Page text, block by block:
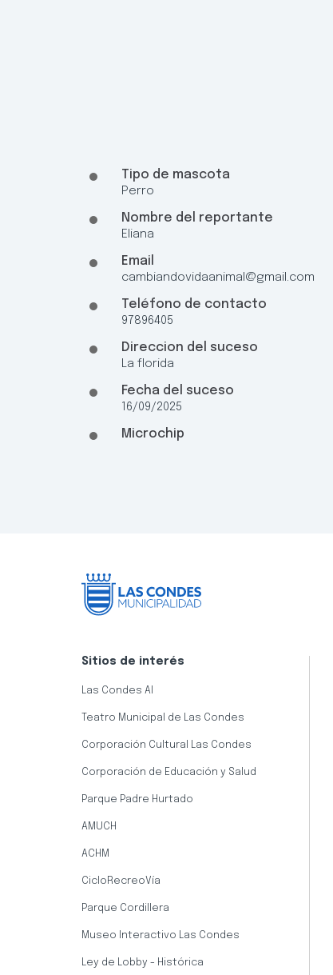
Tipo de mascota
Perro
Nombre del reportante
Eliana
Email
cambiandovidaanimal@gmail.com
Teléfono de contacto
97896405
Direccion del suceso
La florida
Fecha del suceso
16/09/2025
Microchip
Sitios de interés
Las Condes AI
Teatro Municipal de Las Condes
Corporación Cultural Las Condes
Corporación de Educación y Salud
Parque Padre Hurtado
AMUCH
ACHM
CicloRecreoVía
Parque Cordillera
Museo Interactivo Las Condes
Ley de Lobby - Histórica